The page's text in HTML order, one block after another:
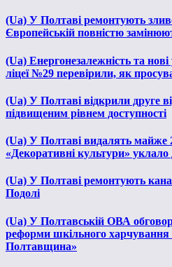
(Ua) У Полтаві ремонтують
Європейській повністю
(Ua) Енергонезалежність та
ліцеї №29 перевірили, як
(Ua) У Полтаві відкрили друге
підвищеним рівнем доступності
(Ua) У Полтаві видалять майже
«Декоративні культури» уклало
(Ua) У Полтаві ремонтують
Подолі
(Ua) У Полтавській ОВА
реформи шкільного харчування
Полтавщина»